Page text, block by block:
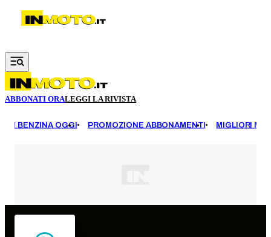
Vai al contenuto principale
ABBONATI ORALEGGI LA RIVISTA
BENZINA OGGI PROMOZIONE ABBONAMENTI MIGLIORI